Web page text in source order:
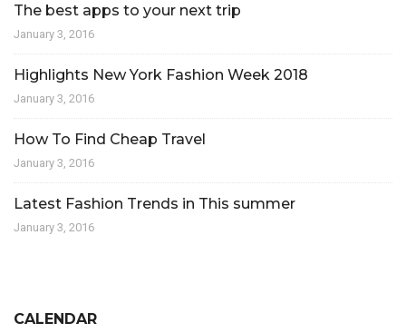
The best apps to your next trip
January 3, 2016
Highlights New York Fashion Week 2018
January 3, 2016
How To Find Cheap Travel
January 3, 2016
Latest Fashion Trends in This summer
January 3, 2016
CALENDAR